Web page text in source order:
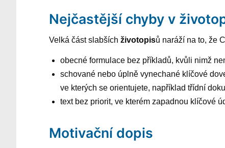
Nejčastější chyby v
Velká část slabších životopisů naráží na to, že
obecné formulace bez příkladů, kvůli nimž
schované nebo úplně vynechané klíčové
ve kterých se orientujete, například třídní
text bez priorit, ve kterém zapadnou klíčové
Motivační dopis